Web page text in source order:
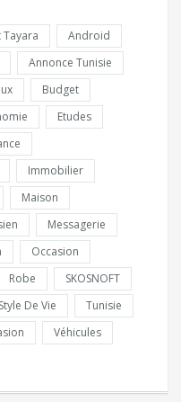
Android
Annonce Tunisie
Budget
Etudes
Immobilier
Maison
Messagerie
Occasion
Robe
SKOSNOFT
Style De Vie
Tunisie
Véhicules